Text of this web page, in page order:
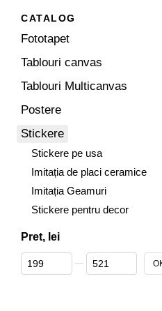
CATALOG
Fototapet
Tablouri canvas
Tablouri Multicanvas
Postere
Stickere
Stickere pe usa
Imitația de placi ceramice
Imitația Geamuri
Stickere pentru decor
Pret, lei
De la Pret, lei
Până la Pret, lei